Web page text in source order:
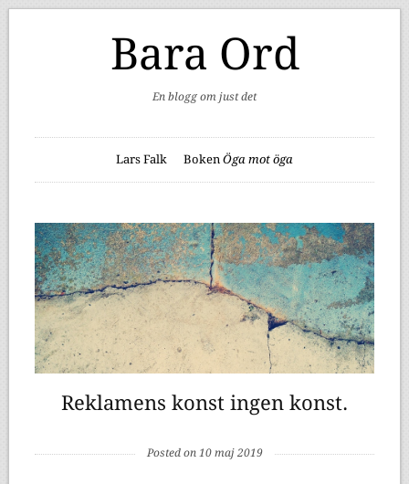
Bara Ord
En blogg om just det
Lars Falk Boken Öga mot öga
Reklamens konst ingen konst.
Posted on 10 maj 2019